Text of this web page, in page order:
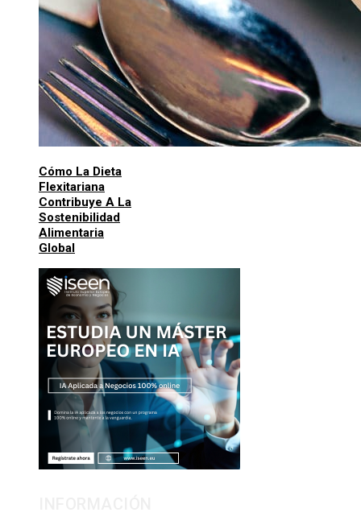
Cómo La Dieta
Flexitariana
Contribuye A La
Sostenibilidad
Alimentaria
Global